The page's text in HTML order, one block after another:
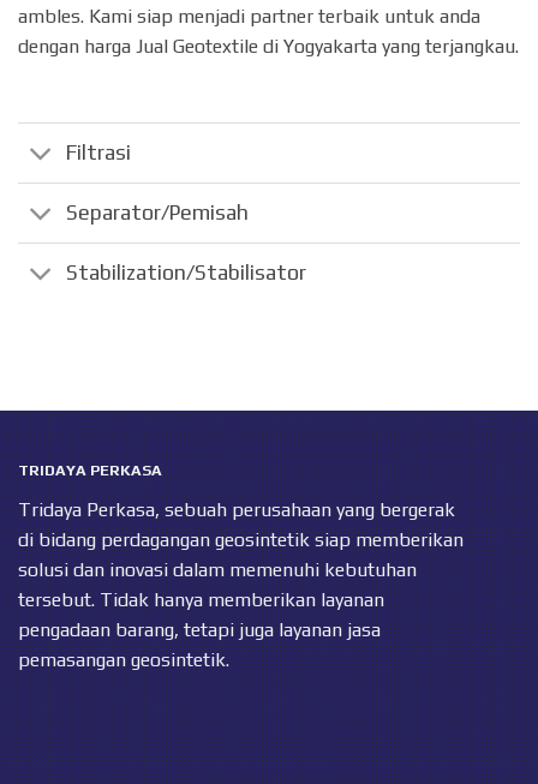
ambles. Kami siap menjadi partner terbaik untuk anda
dengan harga Jual Geotextile di Yogyakarta yang terjangkau.
Filtrasi
Separator/Pemisah
Stabilization/Stabilisator
TRIDAYA PERKASA
Tridaya Perkasa, sebuah perusahaan yang bergerak
di bidang perdagangan geosintetik siap memberikan
solusi dan inovasi dalam memenuhi kebutuhan
tersebut. Tidak hanya memberikan layanan
pengadaan barang, tetapi juga layanan jasa
pemasangan geosintetik.